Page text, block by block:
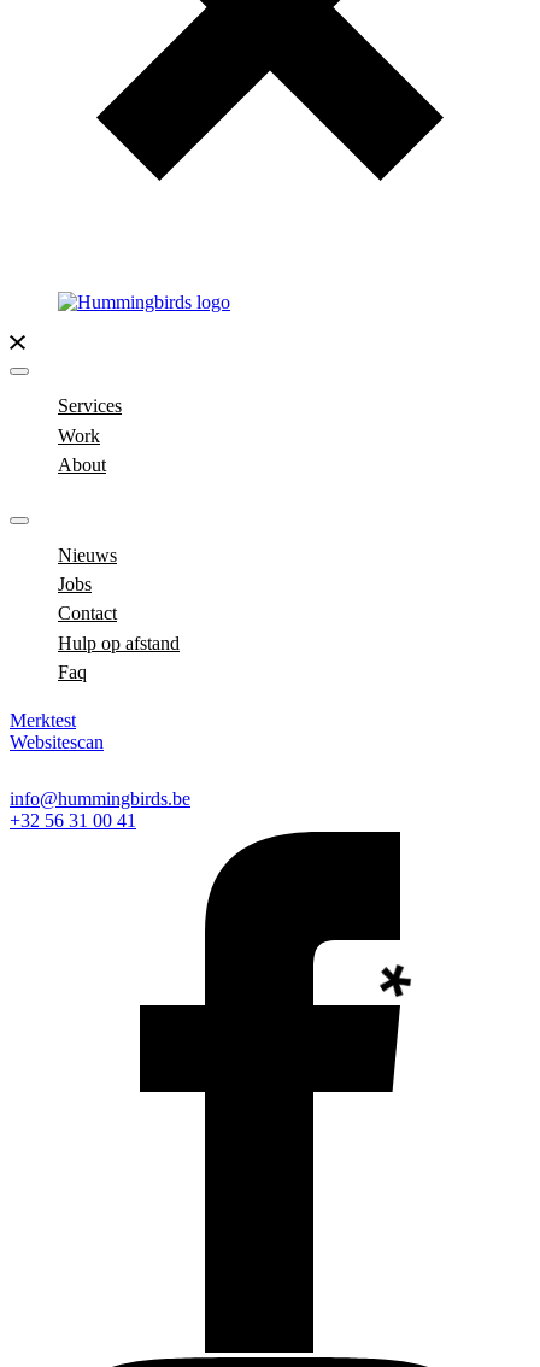
Services
Work
About
Nieuws
Jobs
Contact
Hulp op afstand
Faq
Merktest
Websitescan
info@hummingbirds.be
+32 56 31 00 41